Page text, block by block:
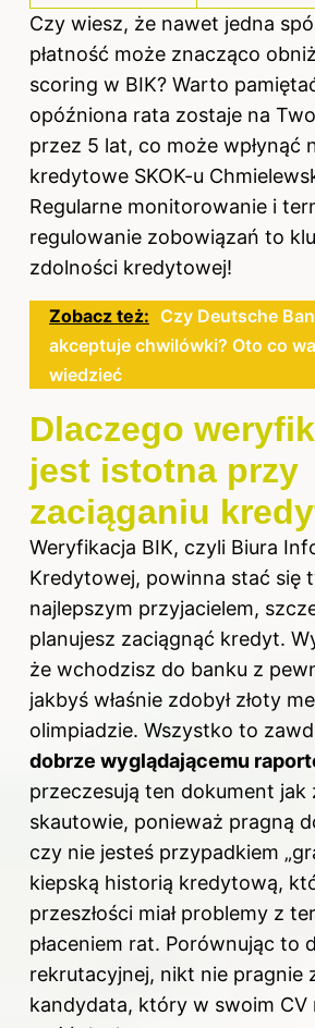
Czy wiesz, że nawet jedna
płatność może znacząco
scoring w BIK? Warto
opóźniona rata zostaje na
przez 5 lat, co może wpłynąć
kredytowe SKOK-u
Regularne monitorowanie i
regulowanie zobowiązań to
zdolności kredytowej!
Zobacz też: Czy Deutsche
akceptuje chwilówki? Oto co
wiedzieć
Dlaczego
jest istotna przy
zaciąganiu
Weryfikacja BIK, czyli Biura
Kredytowej, powinna stać się
najlepszym przyjacielem,
planujesz zaciągnąć kredyt.
że wchodzisz do banku z
jakbyś właśnie zdobył złoty
olimpiadzie. Wszystko to
dobrze wyglądającemu
przeczesują ten dokument jak
skautowie, ponieważ pragną
czy nie jesteś przypadkiem
kiepską historią kredytową,
przeszłości miał problemy z
płaceniem rat. Porównując to
rekrutacyjnej, nikt nie pragnie
kandydata, który w swoim CV